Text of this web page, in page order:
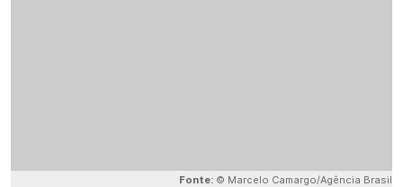
Fonte: © Marcelo Camargo/Agência Brasil